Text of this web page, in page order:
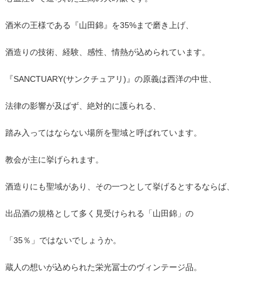
酒米の王様である『山田錦』を35%まで磨き上げ、
酒造りの技術、経験、感性、情熱が込められています。
『SANCTUARY(サンクチュアリ)』の原義は西洋の中世、
法律の影響が及ばず、絶対的に護られる、
踏み入ってはならない場所を聖域と呼ばれています。
教会が主に挙げられます。
酒造りにも聖域があり、その一つとして挙げるとするならば、
出品酒の規格として多く見受けられる「山田錦」の
「35％」ではないでしょうか。
蔵人の想いが込められた栄光冨士のヴィンテージ品。